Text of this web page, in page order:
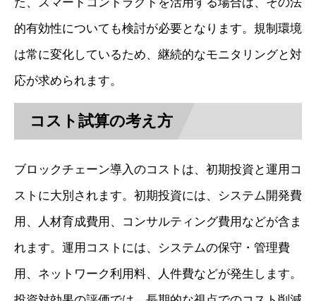
的有効性についても検討が必要となります。規制環境
は常に変化しているため、継続的なモニタリングと対
応が求められます。
コスト試算の考え方
ブロックチェーン導入のコストは、初期投資と運用コ
ストに大別されます。初期投資には、システム開発費
用、人材育成費用、コンサルティング費用などが含ま
れます。運用コストには、システムの保守・管理費
用、ネットワーク利用料、人件費などが発生します。